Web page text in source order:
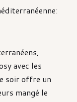
avec les
soir offre un
mangé le